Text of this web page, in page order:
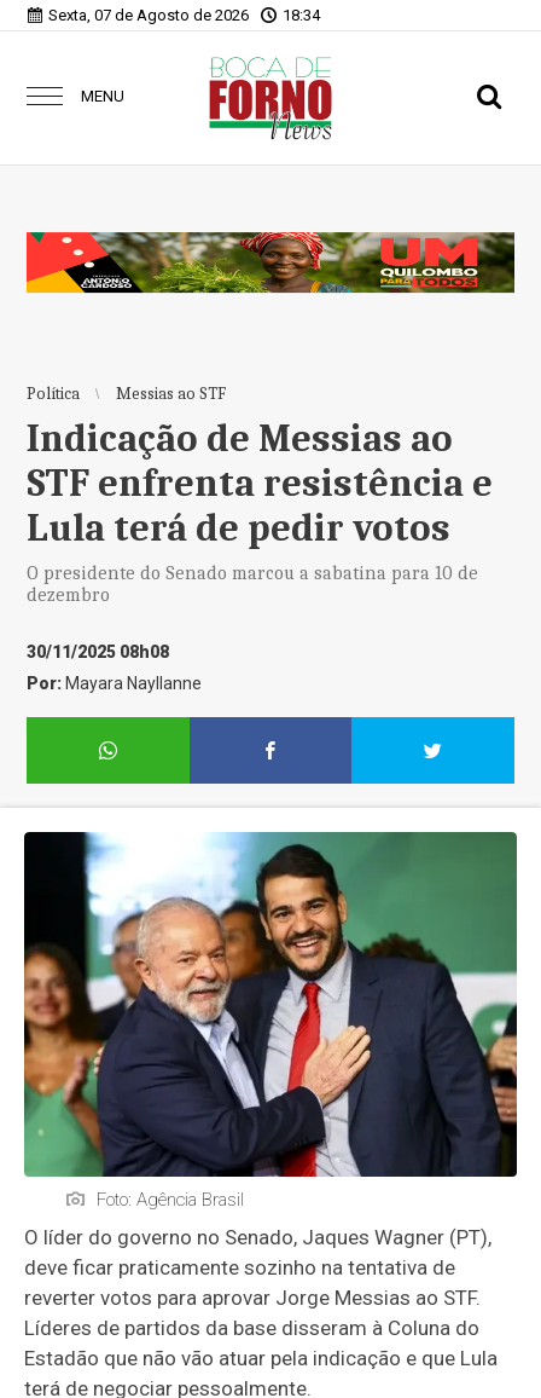
Sexta, 07 de Agosto de 2026 18:34
MENU
Política Messias ao STF
Indicação de Messias ao
STF enfrenta resistência e
Lula terá de pedir votos
O presidente do Senado marcou a sabatina para 10 de
dezembro
30/11/2025 08h08
Por: Mayara Nayllanne
Foto: Agência Brasil
O líder do governo no Senado, Jaques Wagner (PT),
deve ficar praticamente sozinho na tentativa de
reverter votos para aprovar Jorge Messias ao STF.
Líderes de partidos da base disseram à Coluna do
Estadão que não vão atuar pela indicação e que Lula
terá de negociar pessoalmente.